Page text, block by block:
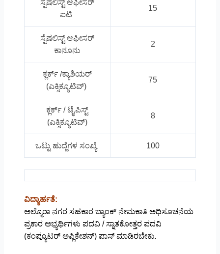
ಸ್ಪೆಷಲಿಸ್ಟ್‌ ಆಫೀಸರ್
ಐಟಿ
15
ಸ್ಪೆಷಲಿಸ್ಟ್‌ ಆಫೀಸರ್
ಕಾನೂನು
2
ಕ್ಲರ್ಕ್ /ಕ್ಯಾಶಿಯರ್
(ಎಕ್ಸಿಕ್ಯೂಟಿವ್)
75
ಕ್ಲರ್ಕ್‌ / ಟೈಪಿಸ್ಟ್‌
(ಎಕ್ಸಿಕ್ಯೂಟಿವ್)
8
ಒಟ್ಟು ಹುದ್ದೆಗಳ ಸಂಖ್ಯೆ 100
ವಿದ್ಯಾರ್ಹತೆ:
ಅಲ್ಮೊರಾ ನಗರ ಸಹಕಾರ ಬ್ಯಾಂಕ್‌ ನೇಮಕಾತಿ ಅಧಿಸೂಚನೆಯ
ಪ್ರಕಾರ ಅಭ್ಯರ್ಥಿಗಳು ಪದವಿ / ಸ್ನಾತಕೋತ್ತರ ಪದವಿ
(ಕಂಪ್ಯೂಟರ್ ಅಪ್ಲಿಕೇಶನ್) ಪಾಸ್ ಮಾಡಿರಬೇಕು.